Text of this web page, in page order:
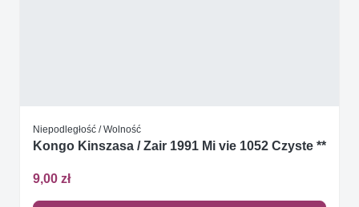
Niepodległość / Wolność
Kongo Kinszasa / Zair 1991 Mi vie 1052 Czyste **
9,00 zł